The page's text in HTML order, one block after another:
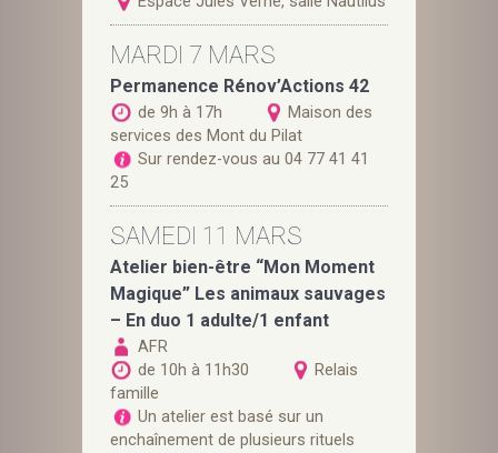
MARDI 7 MARS
Permanence Rénov’Actions 42
de 9h à 17h
Maison des
services des Mont du Pilat
Sur rendez-vous au 04 77 41 41
25
SAMEDI 11 MARS
Atelier bien-être “Mon Moment
Magique” Les animaux sauvages
– En duo 1 adulte/1 enfant
AFR
de 10h à 11h30
Relais
famille
Un atelier est basé sur un
enchaînement de plusieurs rituels